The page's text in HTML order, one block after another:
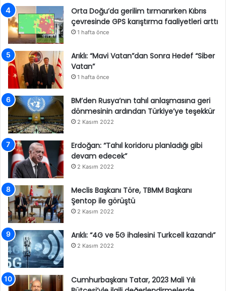
Orta Doğu’da gerilim tırmanırken Kıbrıs
çevresinde GPS karıştırma faaliyetleri arttı
1 hafta önce
Arıklı: “Mavi Vatan”dan Sonra Hedef “Siber
Vatan”
1 hafta önce
BM’den Rusya’nın tahıl anlaşmasına geri
dönmesinin ardından Türkiye’ye teşekkür
2 Kasım 2022
Erdoğan: “Tahıl koridoru planladığı gibi
devam edecek”
2 Kasım 2022
Meclis Başkanı Töre, TBMM Başkanı
Şentop ile görüştü
2 Kasım 2022
Arıklı: “4G ve 5G ihalesini Turkcell kazandı”
2 Kasım 2022
Cumhurbaşkanı Tatar, 2023 Mali Yılı